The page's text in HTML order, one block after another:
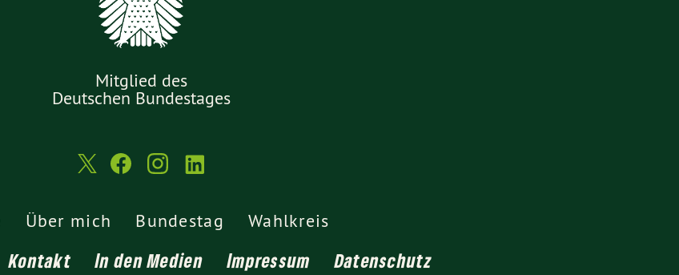
Mitglied des
Deutschen Bundestages
Über mich Bundestag Wahlkreis
Kontakt In den Medien Impressum Datenschutz